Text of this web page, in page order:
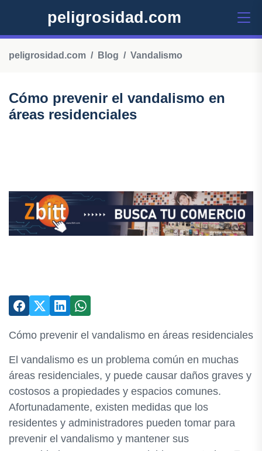
peligrosidad.com
peligrosidad.com Blog Vandalismo
Cómo prevenir el vandalismo en
áreas residenciales
Cómo prevenir el vandalismo en áreas residenciales
El vandalismo es un problema común en muchas
áreas residenciales, y puede causar daños graves y
costosos a propiedades y espacios comunes.
Afortunadamente, existen medidas que los
residentes y administradores pueden tomar para
prevenir el vandalismo y mantener sus